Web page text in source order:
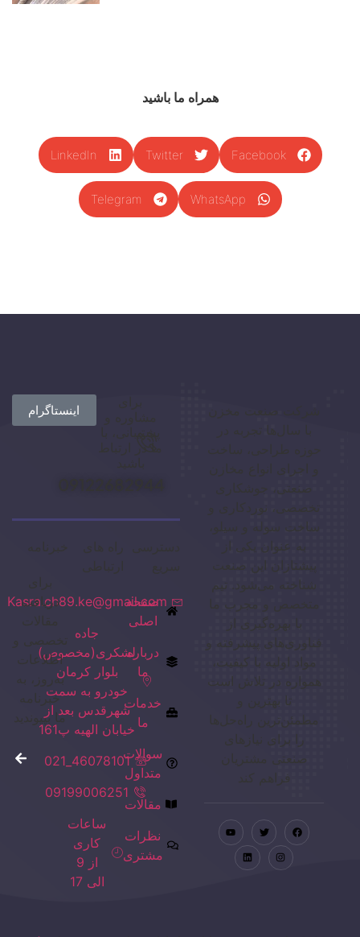
همراه ما باشید
Facebook
Twitter
LinkedIn
WhatsApp
Telegram
با سال‌ها تجربه در
صنعتی، جوشکاری
تخصصی، نوردکاری و
ساخت سوله و سیلو،
به عنوان یکی از
پیشتازان این صنعت
شناخته می‌شود. تیم
متخصص و مجرب ما
با بهره‌گیری از
فناوری‌های پیشرفته و
مواد اولیه با کیفیت،
همواره در تلاش است
تا بهترین و
مطمئن‌ترین راه‌حل‌ها
را برای نیازهای
صنعتی مشتریان
فراهم کند
اینستاگرام
صفحه
اصلی
درباره
ما
خدمات
ما
سوالات
متداول
مقالات
نظرات
مشتری
Kasra.ch89.ke@gmail.com
جاده
لشکری(مخصوص)
بلوار کرمان
خودرو به سمت
شهرقدس بعد از
خیابان الهیه پ161
46078101_021
09199006251
ساعات
کاری
از 9
الی 17
دریافت
مقالات
اطلاعات
به‌روز، به
خبرنامه
ما بپیوندید